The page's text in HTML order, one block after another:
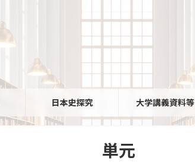
日本史探究 大学講義資料等
単元